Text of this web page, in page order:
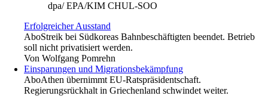
dpa/ EPA/KIM CHUL-SOO
Erfolgreicher Ausstand
AboStreik bei Südkoreas Bahnbeschäftigten beendet. Betrieb
soll nicht privatisiert werden.
Von Wolfgang Pomrehn
Einsparungen und Migrationsbekämpfung
AboAthen übernimmt EU-Ratspräsidentschaft.
Regierungsrückhalt in Griechenland schwindet weiter.